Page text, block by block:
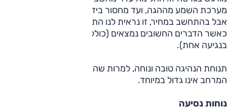
מערכת השמע מההגה, ועד מחסור בידיות אחיזה ותאורת מפות.
אבל בהתחשב במחיר, זו נראית לנו התפשרות סבירה, במיוחד
כאשר הדברים החשובים נמצאים (כולל אפילו הרמת חלונות
בנגיעה אחת).
תנוחת הנהיגה טובה ונוחה, למרות שהמושב מעט פשוט. מאחור
המרחב אינו גדול במיוחד.
נוחות נסיעה